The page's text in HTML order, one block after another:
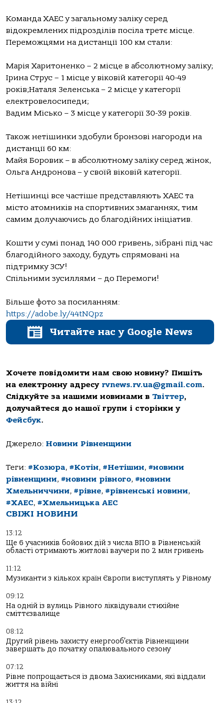
Команда ХАЕС у загальному заліку серед
відокремлених підрозділів посіла третє місце.
Переможцями на дистанції 100 км стали:
Марія Харитоненко – 2 місце в абсолютному заліку;
Ірина Струс – 1 місце у віковій категорії 40-49
років;Наталя Зеленська – 2 місце у категорії
електровелосипеди;
Вадим Місько – 3 місце у категорії 30-39 років.
Також нетішинки здобули бронзові нагороди на
дистанції 60 км:
Майя Боровик – в абсолютному заліку серед жінок,
Ольга Андронова – у своїй віковій категорії.
Нетішинці все частіше представляють ХАЕС та
місто атомників на спортивних змаганнях, тим
самим долучаючись до благодійних ініціатив.
Кошти у сумі понад 140 000 гривень, зібрані під час
благодійного заходу, будуть спрямовані на
підтримку ЗСУ!
Спільними зусиллями – до Перемоги!
Більше фото за посиланням:
https://adobe.ly/44tNQpz
Читайте нас у Google News
Хочете повідомити нам свою новину? Пишіть
на електронну адресу rvnews.rv.ua@gmail.com.
Слідкуйте за нашими новинами в Твіттер,
долучайтеся до нашої групи і сторінки у
Фейсбук.
Джерело: Новини Рівненщини
Теги: #Козюра, #Котін, #Нетішин, #новини
рівненщини, #новини рівного, #новини
Хмельниччини, #рівне, #рівненські новини,
#ХАЕС, #Хмельницька АЕС
СВІЖІ НОВИНИ
13:12
Ще 6 учасників бойових дій з числа ВПО в Рівненській
області отримають житлові ваучери по 2 млн гривень
11:12
Музиканти з кількох країн Європи виступлять у Рівному
09:12
На одній із вулиць Рівного ліквідували стихійне
сміттєзвалище
08:12
Другий рівень захисту енергооб’єктів Рівненщини
завершать до початку опалювального сезону
07:12
Рівне попрощається із двома Захисниками, які віддали
життя на війні